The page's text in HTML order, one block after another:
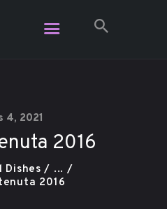
4, 2021
2016
Dishes
...
2016